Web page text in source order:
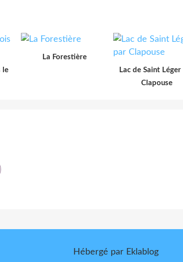
le
La Forestière
Lac de Saint
Clapouse
Hébergé par Eklablog